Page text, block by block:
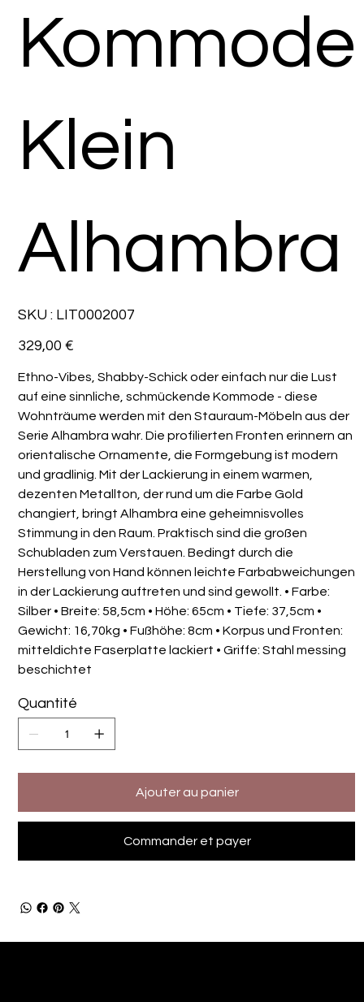
Kommode
Klein
Alhambra
SKU : SKU
LIT0002007
LIT0002007
Prix
329,00 €
Ethno-Vibes, Shabby-Schick oder einfach nur die Lust
auf eine sinnliche, schmückende Kommode - diese
Wohnträume werden mit den Stauraum-Möbeln aus der
Serie Alhambra wahr. Die profilierten Fronten erinnern an
orientalische Ornamente, die Formgebung ist modern
und gradlinig. Mit der Lackierung in einem warmen,
dezenten Metallton, der rund um die Farbe Gold
changiert, bringt Alhambra eine geheimnisvolles
Stimmung in den Raum. Praktisch sind die großen
Schubladen zum Verstauen. Bedingt durch die
Herstellung von Hand können leichte Farbabweichungen
in der Lackierung auftreten und sind gewollt. • Farbe:
Silber • Breite: 58,5cm • Höhe: 65cm • Tiefe: 37,5cm •
Gewicht: 16,70kg • Fußhöhe: 8cm • Korpus und Fronten:
mitteldichte Faserplatte lackiert • Griffe: Stahl messing
beschichtet
Quantité
Ajouter au panier
Commander et payer